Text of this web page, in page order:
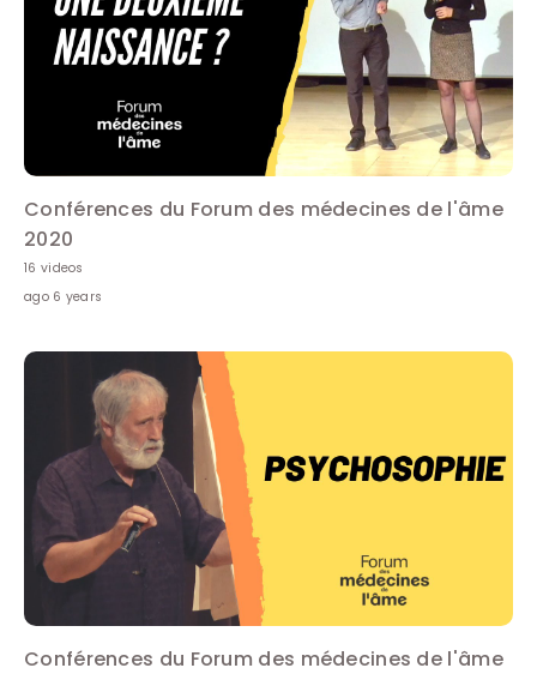
Conférences du Forum des médecines de l'âme
2020
16 videos
ago 6 years
Conférences du Forum des médecines de l'âme